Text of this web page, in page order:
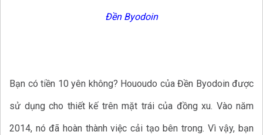
Đền Byodoin
Bạn có tiền 10 yên không? Hououdo của Đền Byodoin được
sử dụng cho thiết kế trên mặt trái của đồng xu. Vào năm
2014, nó đã hoàn thành việc cải tạo bên trong. Vì vậy, bạn